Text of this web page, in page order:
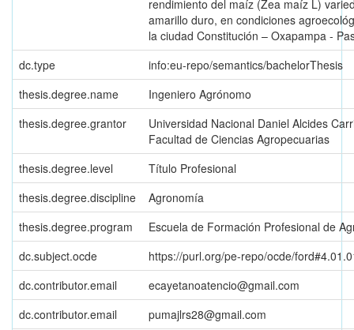
rendimiento del maíz (Zea maíz L)
amarillo duro, en condiciones
la ciudad Constitución – Oxapampa -
dc.type
info:eu-repo/semantics/bachelorThesis
thesis.degree.name
Ingeniero Agrónomo
thesis.degree.grantor
Universidad Nacional Daniel Alcides
Facultad de Ciencias Agropecuarias
thesis.degree.level
Título Profesional
thesis.degree.discipline
Agronomía
thesis.degree.program
Escuela de Formación Profesional de
dc.subject.ocde
https://purl.org/pe-repo/ocde/
dc.contributor.email
ecayetanoatencio@gmail.com
dc.contributor.email
pumajlrs28@gmail.com